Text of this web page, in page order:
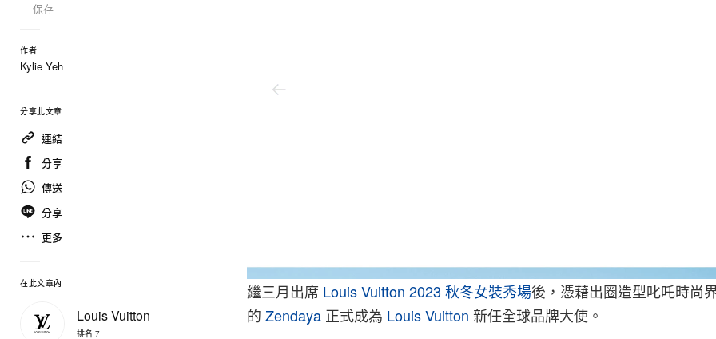
保存
作者
Kylie Yeh
分享此文章
連結
分享
傳送
分享
更多
在此文章內
Louis Vuitton
排名 7
繼三月出席 Louis Vuitton 2023 秋冬女裝秀場後，憑藉出圈造型叱吒時尚
的Zendaya 正式成為 Louis Vuitton 新任全球品牌大使。